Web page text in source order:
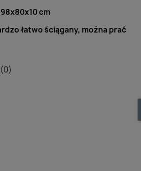
cm
łatwo ściągany, można prać